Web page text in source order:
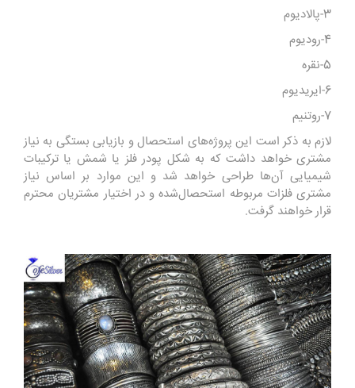
3-پالادیوم
4-رودیوم
5-نقره
6-ایریدیوم
7-روتنیم
لازم به ذکر است این پروژه‌های استحصال و بازیابی بستگی به نیاز
مشتری خواهد داشت که به شکل پودر فلز یا شمش یا ترکیبات
شیمیایی آن‌ها طراحی خواهد شد و این موارد بر اساس نیاز
مشتری فلزات مربوطه استحصال‌شده و در اختیار مشتریان محترم
قرار خواهند گرفت.